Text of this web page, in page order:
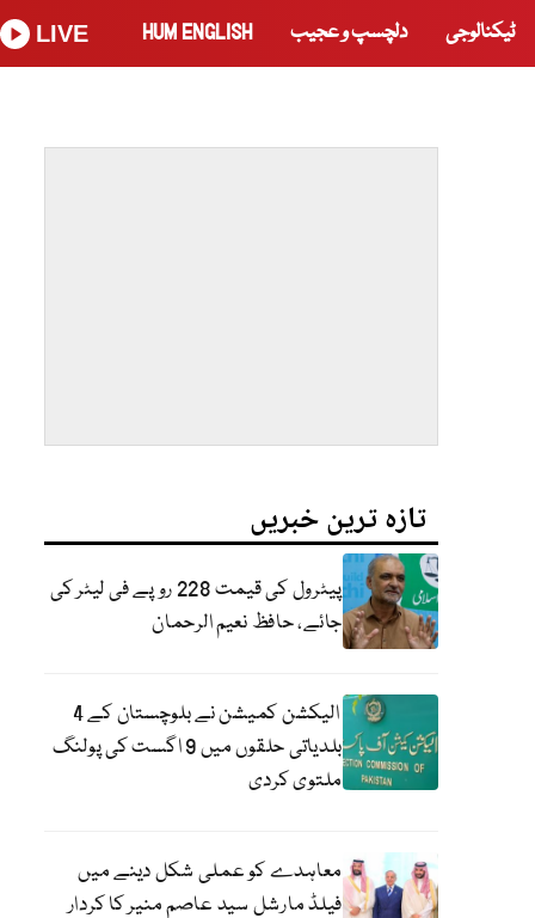
ٹیکنالوجی دلچسپ و عجیب HUM ENGLISH
LIVE
تازہ ترین خبریں
پیٹرول کی قیمت 228 روپے فی لیٹر کی
جائے، حافظ نعیم الرحمان
الیکشن کمیشن نے بلوچستان کے 4
بلدیاتی حلقوں میں 9 اگست کی پولنگ
ملتوی کردی
معاہدے کو عملی شکل دینے میں
فیلڈ مارشل سید عاصم منیر کا کردار